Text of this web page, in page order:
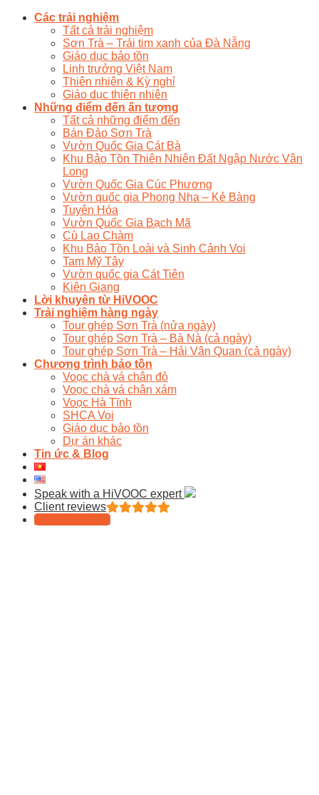
Các trải nghiệm
Tất cả trải nghiệm
Sơn Trà – Trái tim xanh của Đà Nẵng
Giáo dục bảo tồn
Linh trưởng Việt Nam
Thiên nhiên & Kỳ nghỉ
Giáo dục thiên nhiên
Những điểm đến ấn tượng
Tất cả những điểm đến
Bán Đảo Sơn Trà
Vườn Quốc Gia Cát Bà
Khu Bảo Tồn Thiên Nhiên Đất Ngập Nước Vân
Long
Vườn Quốc Gia Cúc Phương
Vườn quốc gia Phong Nha – Kẻ Bàng
Tuyên Hóa
Vườn Quốc Gia Bạch Mã
Cù Lao Chàm
Khu Bảo Tồn Loài và Sinh Cảnh Voi
Tam Mỹ Tây
Vườn quốc gia Cát Tiên
Kiên Giang
Lời khuyên từ HiVOOC
Trải nghiệm hàng ngày
Tour ghép Sơn Trà (nửa ngày)
Tour ghép Sơn Trà – Bà Nà (cả ngày)
Tour ghép Sơn Trà – Hải Vân Quan (cả ngày)
Chương trình bảo tồn
Voọc chà vá chân đỏ
Voọc chà vá chân xám
Voọc Hà Tĩnh
SHCA Voi
Giáo dục bảo tồn
Dự án khác
Tin ức & Blog
Speak with a HiVOOC expert
Client reviews
Tailor Your Trip